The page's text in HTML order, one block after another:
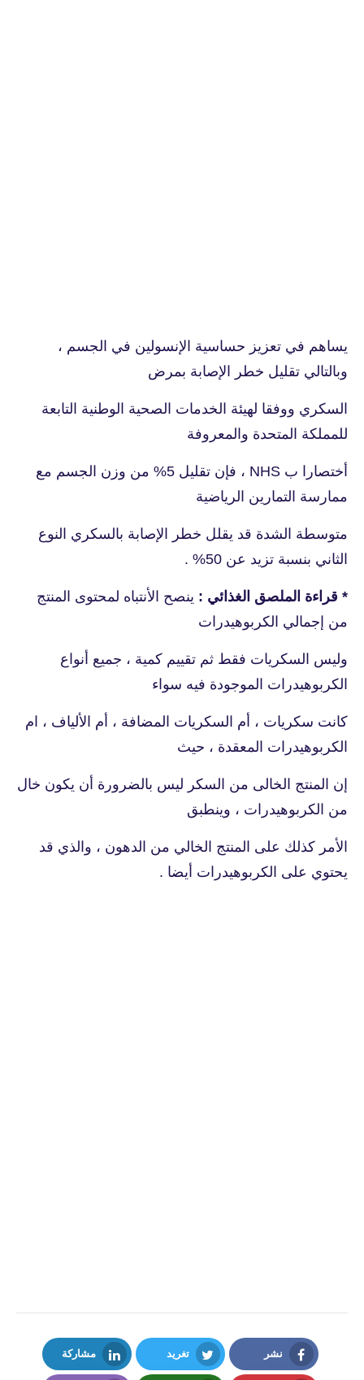
يساهم في تعزيز حساسية الإنسولين في الجسم ،
وبالتالي تقليل خطر الإصابة بمرض
السكري ووفقا لهيئة الخدمات الصحية الوطنية التابعة
للمملكة المتحدة والمعروفة
أختصارا ب
NHS ، فإن تقليل 5% من وزن الجسم مع
ممارسة التمارين الرياضية
متوسطة الشدة قد يقلل خطر الإصابة بالسكري النوع
الثاني بنسبة تزيد عن 50% .
* قراءة الملصق الغذائي : ينصح الأنتباه لمحتوى المنتج
من إجمالي الكربوهيدرات
وليس السكريات فقط ثم تقييم كمية ، جميع أنواع
الكربوهيدرات الموجودة فيه سواء
كانت سكريات ، أم السكريات المضافة ، أم الألياف ، ام
الكربوهيدرات المعقدة ، حيث
إن المنتج الخالى من السكر ليس بالضرورة أن يكون خال
من الكربوهيدرات ، وينطبق
الأمر كذلك على المنتج الخالي من الدهون ، والذي قد
يحتوي على الكربوهيدرات أيضا .
نشر
Facebook
تغريد
Twitter
مشاركة
LinkedIn